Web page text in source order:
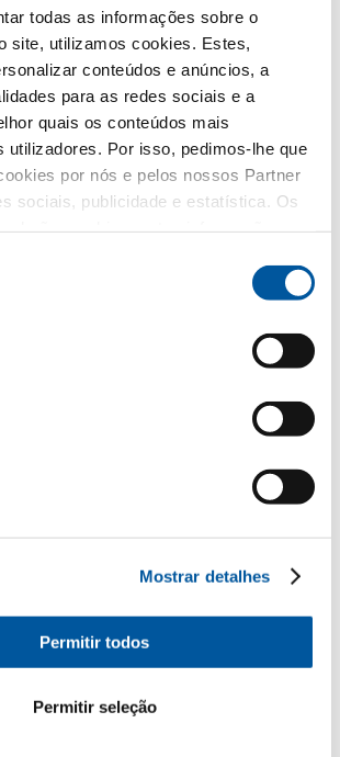
todas as informações sobre o
site, utilizamos cookies. Estes,
conteúdos e anúncios, a
para as redes sociais e a
quais os conteúdos mais
utilizadores. Por isso, pedimos-lhe que
por nós e pelos nossos Partner
sociais, publicidade e estatística. Os
do website. Obrigado.
Mostrar detalhes
Permitir todos
Permitir seleção
de produto selecionada